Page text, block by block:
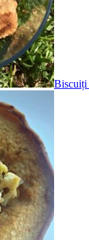
Biscuiți